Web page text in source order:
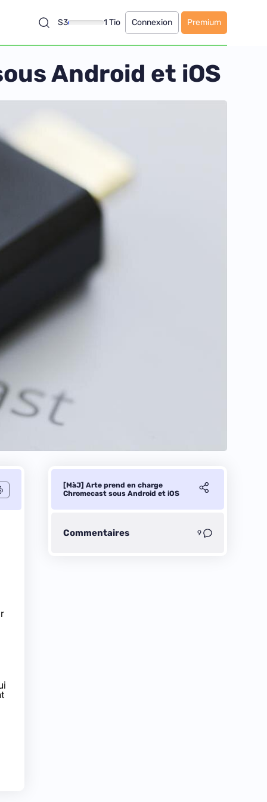
S3 1 Tio Connexion Premium
Android et iOS
[MàJ] Arte prend en charge
Chromecast sous Android et iOS
Commentaires 9